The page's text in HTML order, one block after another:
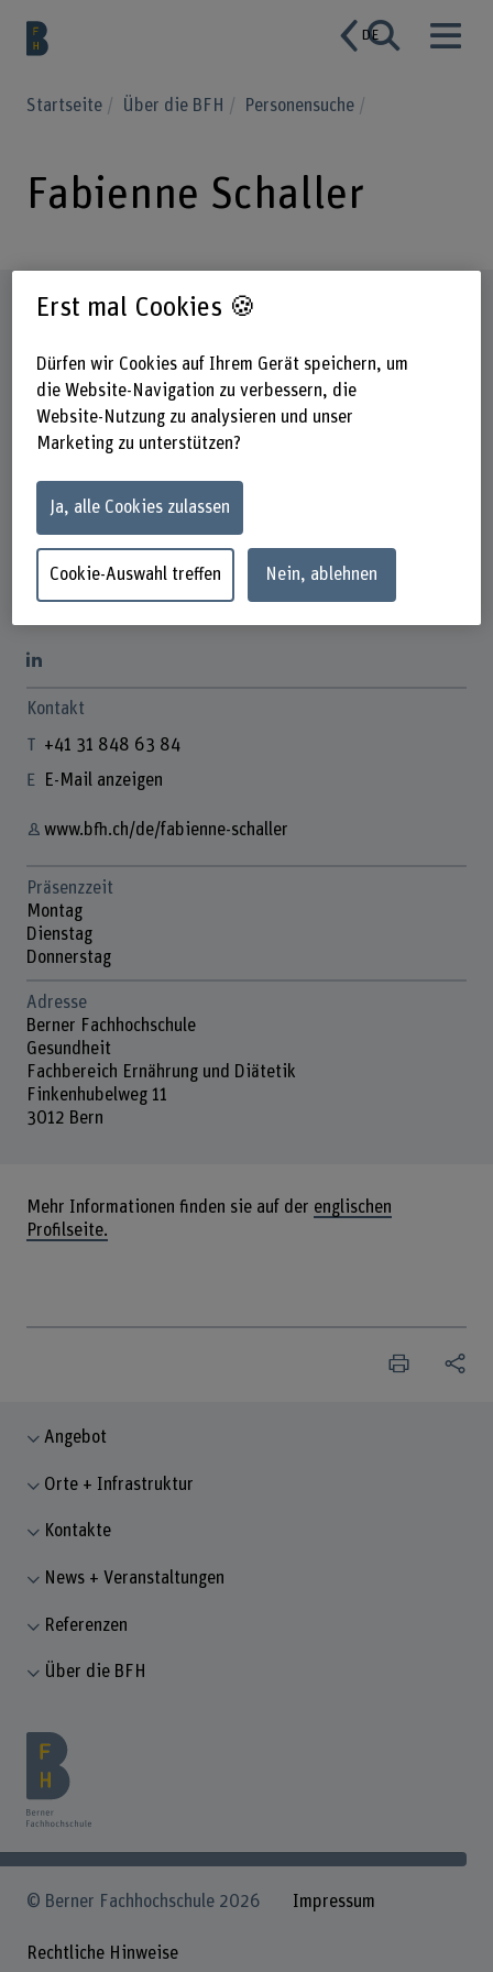
DE
Startseite Über die BFH Personensuche
Fabienne Schaller
Steckbrief
Kontakt
+41 31 848 63 84
E-Mail anzeigen
www.bfh.ch/de/fabienne-schaller
Präsenzzeit
Montag
Dienstag
Donnerstag
Adresse
Berner Fachhochschule
Gesundheit
Fachbereich Ernährung und Diätetik
Finkenhubelweg 11
3012 Bern
Mehr Informationen finden sie auf der englischen
Profilseite.
Angebot
Orte + Infrastruktur
Kontakte
News + Veranstaltungen
Referenzen
Über die BFH
© Berner Fachhochschule 2026 Impressum
Rechtliche Hinweise
Erst mal Cookies 🍪
Dürfen wir Cookies auf Ihrem Gerät speichern, um
die Website-Navigation zu verbessern, die
Website-Nutzung zu analysieren und unser
Marketing zu unterstützen?
Ja, alle Cookies zulassen
Cookie-Auswahl treffen Nein, ablehnen